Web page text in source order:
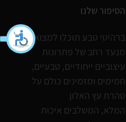
הסיפור שלנו
ברהיטי טבע תוכלו למצוא
מנעד רחב של פתרונות
עיצוביים ייחודיים, טבעיים,
חמימים ומזמינים כולם על
טהרת עץ האלון
המלא, המשלבים איכות